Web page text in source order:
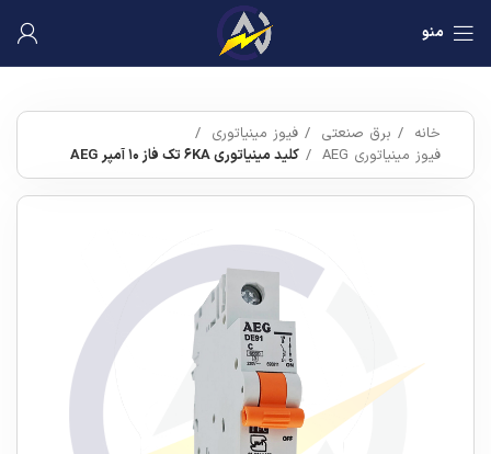
منو
خانه برق صنعتی
فیوز مینیاتوری
فیوز مینیاتوری AEG
کلید مینیاتوری ۶KA تک فاز ۱۰ آمپر AEG